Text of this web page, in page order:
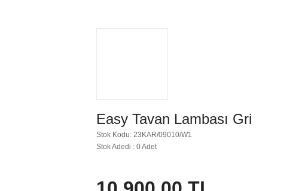
Easy Tavan Lambası Gri
Stok Kodu: 23KAR/09010/W1
Stok Adedi : 0 Adet